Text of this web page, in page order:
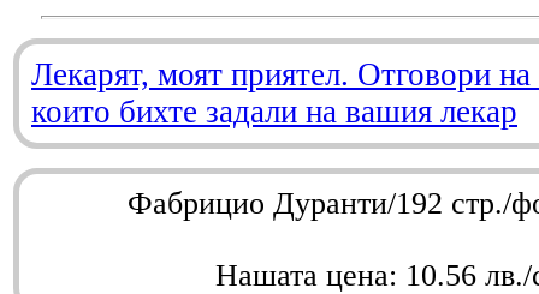
Лекарят, моят приятел. Отговори
които бихте задали на вашия лекар
Фабрицио Дуранти/192 стр./
Нашата цена: 10.56 лв./